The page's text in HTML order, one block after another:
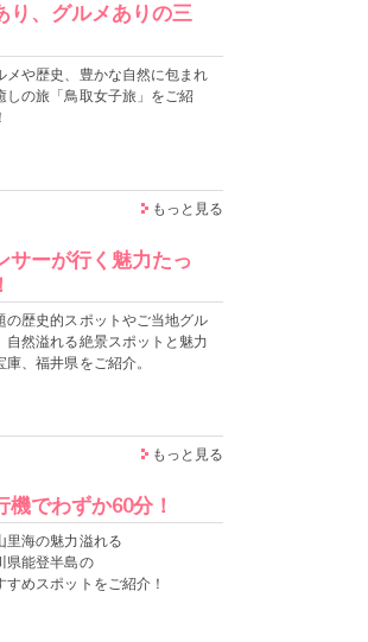
り、グルメありの三
メや歴史、豊かな自然に包まれ
しの旅「鳥取女子旅」をご紹
もっと見る
サーが行く魅力たっ
の歴史的スポットやご当地グル
自然溢れる絶景スポットと魅力
庫、福井県をご紹介。
もっと見る
でわずか60分！
里海の魅力溢れる
県能登半島の
すめスポットをご紹介！